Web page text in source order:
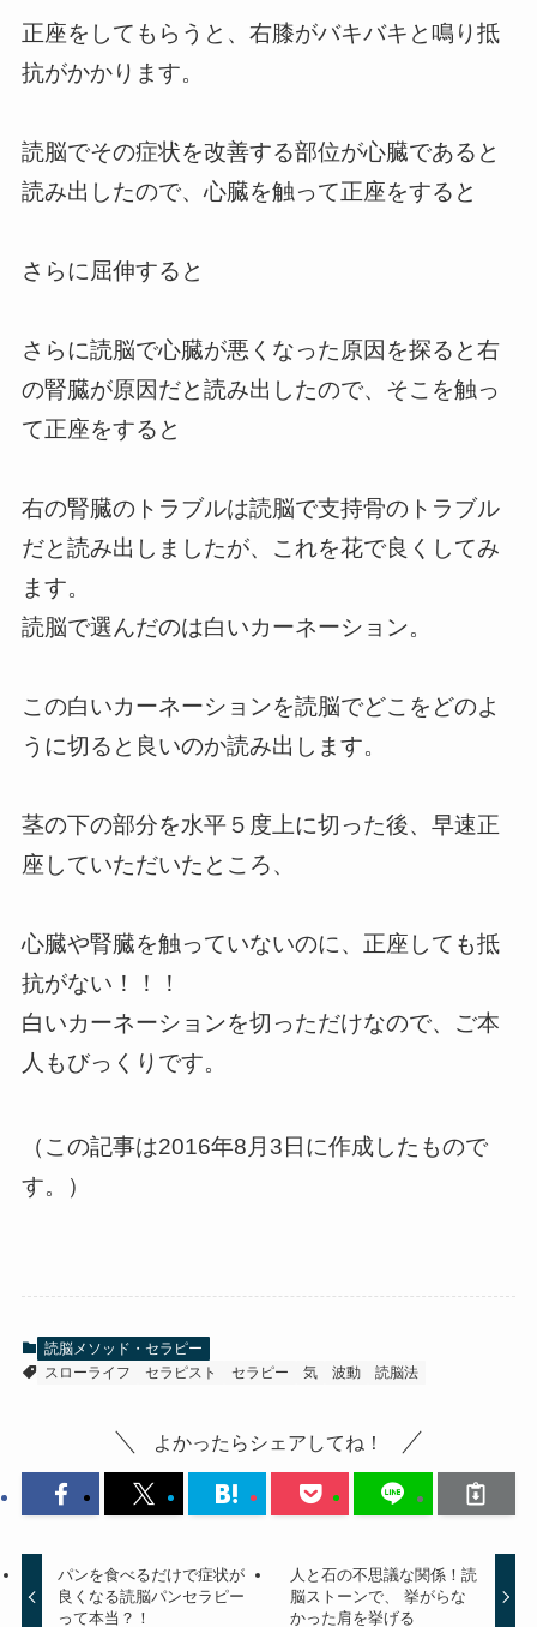
正座をしてもらうと、右膝がバキバキと鳴り抵
抗がかかります。
読脳でその症状を改善する部位が心臓であると
読み出したので、心臓を触って正座をすると
さらに屈伸すると
さらに読脳で心臓が悪くなった原因を探ると右
の腎臓が原因だと読み出したので、そこを触っ
て正座をすると
右の腎臓のトラブルは読脳で支持骨のトラブル
だと読み出しましたが、これを花で良くしてみ
ます。
読脳で選んだのは白いカーネーション。
この白いカーネーションを読脳でどこをどのよ
うに切ると良いのか読み出します。
茎の下の部分を水平５度上に切った後、早速正
座していただいたところ、
心臓や腎臓を触っていないのに、正座しても抵
抗がない！！！
白いカーネーションを切っただけなので、ご本
人もびっくりです。
（この記事は2016年8月3日に作成したもので
す。）
読脳メソッド・セラピー
スローライフ
セラピスト セラピー 気 波動 読脳法
よかったらシェアしてね！
パンを食べるだけで症状が
良くなる読脳パンセラピー
って本当？！
人と石の不思議な関係！読
脳ストーンで、 挙がらな
かった肩を挙げる